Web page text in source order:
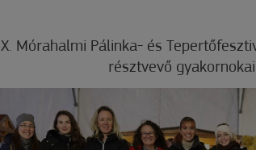
X. Mórahalmi Pálinka- és
résztvevő